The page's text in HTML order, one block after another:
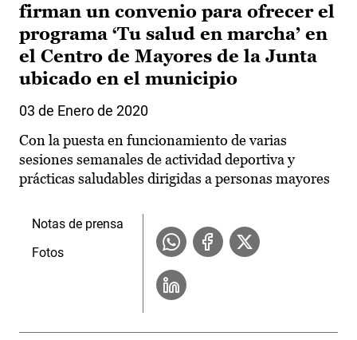
firman un convenio para ofrecer el
programa ‘Tu salud en marcha’ en
el Centro de Mayores de la Junta
ubicado en el municipio
03 de Enero de 2020
Con la puesta en funcionamiento de varias
sesiones semanales de actividad deportiva y
prácticas saludables dirigidas a personas mayores
Notas de prensa
Fotos